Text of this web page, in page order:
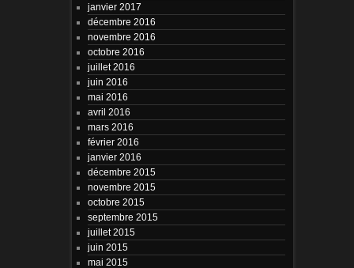
janvier 2017
décembre 2016
novembre 2016
octobre 2016
juillet 2016
juin 2016
mai 2016
avril 2016
mars 2016
février 2016
janvier 2016
décembre 2015
novembre 2015
octobre 2015
septembre 2015
juillet 2015
juin 2015
mai 2015